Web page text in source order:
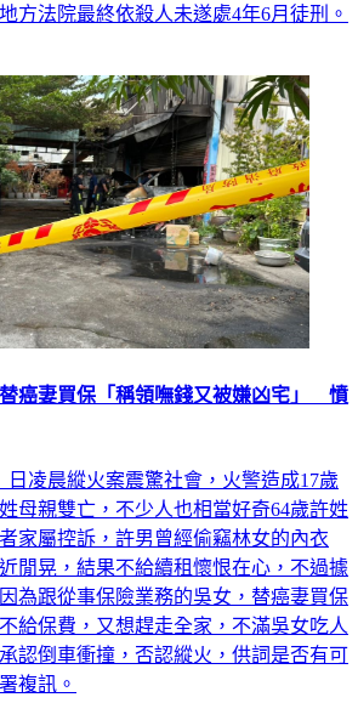
方法院最終依殺人未遂處4年6月徒刑。
癌妻買保「稱領嘸錢又被嫌凶宅」 憤
日凌晨縱火案震驚社會，火警造成17歲
母親雙亡，不少人也相當好奇64歲許姓
家屬控訴，許男曾經偷竊林女的內衣
閒晃，結果不給續租懷恨在心，不過據
為跟從事保險業務的吳女，替癌妻買保
給保費，又想趕走全家，不滿吳女吃人
認倒車衝撞，否認縱火，供詞是否有可
複訊。